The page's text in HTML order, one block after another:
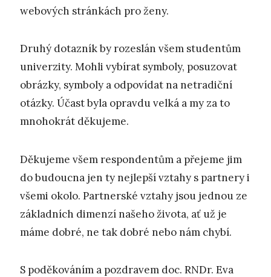
webových stránkách pro ženy.
Druhý dotazník by rozeslán všem studentům
univerzity. Mohli vybírat symboly, posuzovat
obrázky, symboly a odpovídat na netradiční
otázky. Účast byla opravdu velká a my za to
mnohokrát děkujeme.
Děkujeme všem respondentům a přejeme jim
do budoucna jen ty nejlepší vztahy s partnery i
všemi okolo. Partnerské vztahy jsou jednou ze
základních dimenzí našeho života, ať už je
máme dobré, ne tak dobré nebo nám chybí.
S poděkováním a pozdravem doc. RNDr. Eva